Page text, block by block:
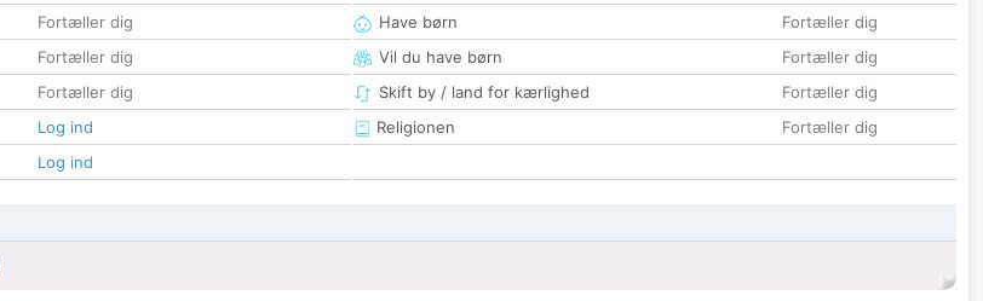
Fortæller dig
Fortæller dig
Fortæller dig
Log ind
Log ind
Have børn
Fortæller dig
Vil du have børn
Fortæller dig
Skift by / land for kærlighed
Fortæller dig
Religionen
Fortæller dig